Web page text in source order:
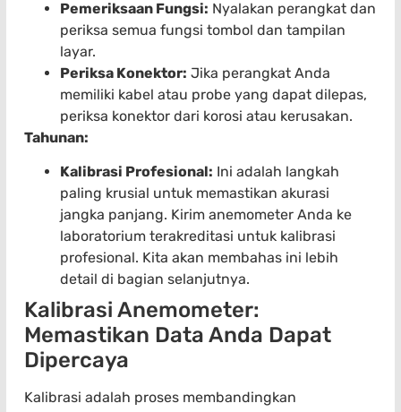
Pemeriksaan Fungsi: Nyalakan perangkat dan
periksa semua fungsi tombol dan tampilan
layar.
Periksa Konektor: Jika perangkat Anda
memiliki kabel atau probe yang dapat dilepas,
periksa konektor dari korosi atau kerusakan.
Tahunan:
Kalibrasi Profesional: Ini adalah langkah
paling krusial untuk memastikan akurasi
jangka panjang. Kirim anemometer Anda ke
laboratorium terakreditasi untuk kalibrasi
profesional. Kita akan membahas ini lebih
detail di bagian selanjutnya.
Kalibrasi Anemometer:
Memastikan Data Anda Dapat
Dipercaya
Kalibrasi adalah proses membandingkan